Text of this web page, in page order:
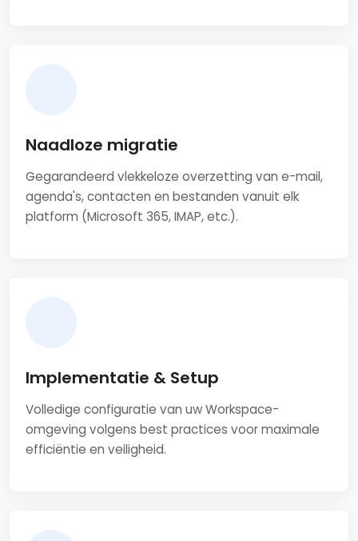
Naadloze migratie
Gegarandeerd vlekkeloze overzetting van e-mail,
agenda's, contacten en bestanden vanuit elk
platform (Microsoft 365, IMAP, etc.).
Implementatie & Setup
Volledige configuratie van uw Workspace-
omgeving volgens best practices voor maximale
efficiëntie en veiligheid.